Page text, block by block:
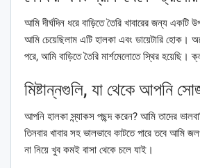
আমি দীর্ঘদিন ধরে বাড়িতে তৈরি খাবারের জন্য একটি
আমি চেয়েছিলাম এটি হালকা এবং ডায়েটারি হোক।
পরে, আমি বাড়িতে তৈরি মার্শমেলোতে স্থির হয়েছি।
মিষ্টান্নগুলি, যা থেকে আপনি
আপনি হালকা স্ন্যাকস পছন্দ করেন? আমি তাদের
তিনবার খাবার সহ ভালভাবে কাটতে পারে তবে আমি
না নিয়ে খুব কমই বাসা থেকে চলে যাই।